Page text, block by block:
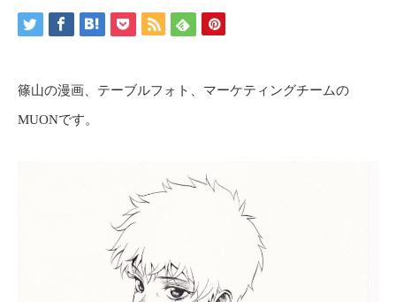
篠山の漫画、テーブルフォト、マーケティングチームの
MUONです。